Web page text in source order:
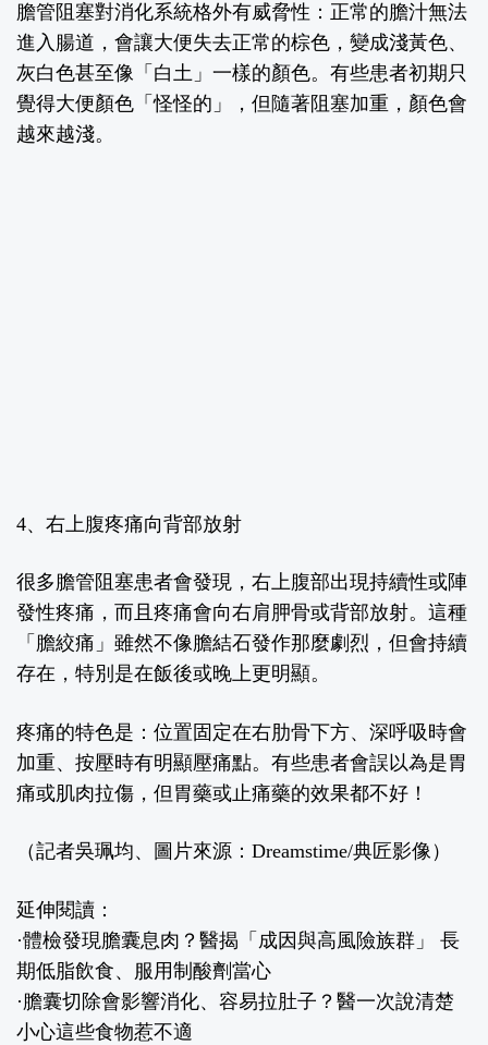
膽管阻塞對消化系統格外有威脅性：正常的膽汁無法
進入腸道，會讓大便失去正常的棕色，變成淺黃色、
灰白色甚至像「白土」一樣的顏色。有些患者初期只
覺得大便顏色「怪怪的」，但隨著阻塞加重，顏色會
越來越淺。
4、右上腹疼痛向背部放射
很多膽管阻塞患者會發現，右上腹部出現持續性或陣
發性疼痛，而且疼痛會向右肩胛骨或背部放射。這種
「膽絞痛」雖然不像膽結石發作那麼劇烈，但會持續
存在，特別是在飯後或晚上更明顯。
疼痛的特色是：位置固定在右肋骨下方、深呼吸時會
加重、按壓時有明顯壓痛點。有些患者會誤以為是胃
痛或肌肉拉傷，但胃藥或止痛藥的效果都不好！
（記者吳珮均、圖片來源：Dreamstime/典匠影像）
延伸閱讀：
·體檢發現膽囊息肉？醫揭「成因與高風險族群」 長
期低脂飲食、服用制酸劑當心
·膽囊切除會影響消化、容易拉肚子？醫一次說清楚
小心這些食物惹不適